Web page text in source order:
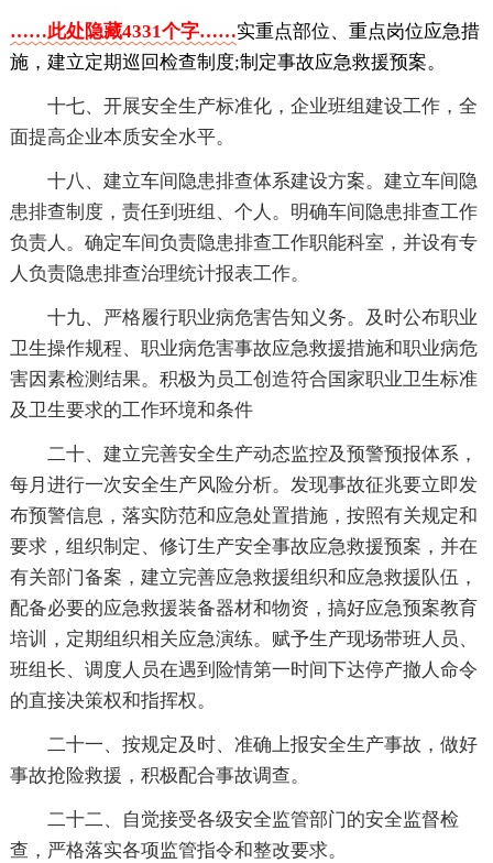
……此处隐藏4331个字……实重点部位、重点岗位应急措
施，建立定期巡回检查制度;制定事故应急救援预案。
十七、开展安全生产标准化，企业班组建设工作，全
面提高企业本质安全水平。
十八、建立车间隐患排查体系建设方案。建立车间隐
患排查制度，责任到班组、个人。明确车间隐患排查工作
负责人。确定车间负责隐患排查工作职能科室，并设有专
人负责隐患排查治理统计报表工作。
十九、严格履行职业病危害告知义务。及时公布职业
卫生操作规程、职业病危害事故应急救援措施和职业病危
害因素检测结果。积极为员工创造符合国家职业卫生标准
及卫生要求的工作环境和条件
二十、建立完善安全生产动态监控及预警预报体系，
每月进行一次安全生产风险分析。发现事故征兆要立即发
布预警信息，落实防范和应急处置措施，按照有关规定和
要求，组织制定、修订生产安全事故应急救援预案，并在
有关部门备案，建立完善应急救援组织和应急救援队伍，
配备必要的应急救援装备器材和物资，搞好应急预案教育
培训，定期组织相关应急演练。赋予生产现场带班人员、
班组长、调度人员在遇到险情第一时间下达停产撤人命令
的直接决策权和指挥权。
二十一、按规定及时、准确上报安全生产事故，做好
事故抢险救援，积极配合事故调查。
二十二、自觉接受各级安全监管部门的安全监督检
查，严格落实各项监管指令和整改要求。